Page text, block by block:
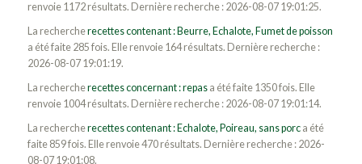
renvoie 1172 résultats. Dernière recherche : 2026-08-07 19:01:25.
La rechercherecettes contenant : Beurre, Echalote, Fumet de poisson
a été faite 285 fois. Elle renvoie 164 résultats. Dernière recherche :
2026-08-07 19:01:19.
La rechercherecettes concernant : repasa été faite 1350 fois. Elle
renvoie 1004 résultats. Dernière recherche : 2026-08-07 19:01:14.
La rechercherecettes contenant : Echalote, Poireau, sans porca été
faite 859 fois. Elle renvoie 470 résultats. Dernière recherche : 2026-
08-07 19:01:08.